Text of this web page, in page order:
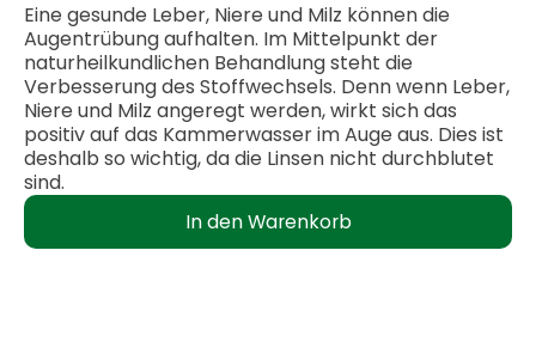
Eine gesunde Leber, Niere und Milz können die
Augentrübung aufhalten. Im Mittelpunkt der
naturheilkundlichen Behandlung steht die
Verbesserung des Stoffwechsels. Denn wenn Leber,
Niere und Milz angeregt werden, wirkt sich das
positiv auf das Kammerwasser im Auge aus. Dies ist
deshalb so wichtig, da die Linsen nicht durchblutet
sind.